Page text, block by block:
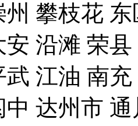
攀枝花
沿滩 荣
江油 南
达州市